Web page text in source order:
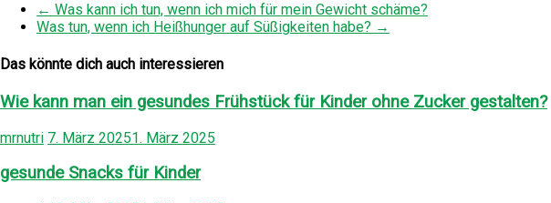
← Was kann ich tun, wenn ich mich für mein Gewicht schäme?
Was tun, wenn ich Heißhunger auf Süßigkeiten habe? →
Das könnte dich auch interessieren
Wie kann man ein gesundes Frühstück für Kinder ohne Zucker gestalten?
mrnutri 7. März 20251. März 2025
gesunde Snacks für Kinder